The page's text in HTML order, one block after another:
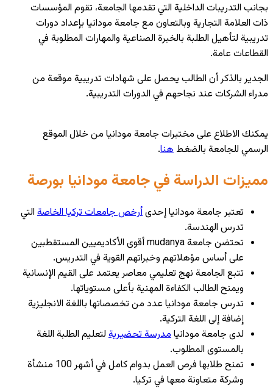
بجانب التدريبات الداخلية التي تقدمها الجامعة، تقوم المؤسسات
ذات العلامة التجارية وبالتعاون مع جامعة مودانيا بإعداد دورات
تدريبية لتأهيل الطلبة بالخبرة الصناعية والمهارات المطلوبة في
القطاعات عامة.
الجدير بالذكر أن الطالب يحصل على شهادات تدريبية موقعة من
مدراء الشركات عند نجاحهم في الدورات التدريبية.
يمكنك الاطلاع على مختبرات جامعة مودانيا من خلال الموقع
الرسمي للجامعة بالضغط هنا.
مميزات الدراسة في جامعة مودانيا بورصة
تعتبر جامعة مودانيا إحدىأرخص جامعات تركيا الخاصة التي
تدرس الهندسة.
تحتضن جامعة mudanya أقوى الأكاديميين المستقطبين
على أساس مؤهلاتهم وخبراتهم القوية في التدريس.
تتبع الجامعة نهج تعليمي معاصر يعتمد على القيم الإنسانية
ويمنح الطالب الكفاءة المهنية بأعلى مستوياتها.
تدرس جامعة مودانيا عدد من تخصصاتها باللغة الانجليزية
إضافة إلى اللغة التركية.
لدى جامعة مودانيامدرسة تحضيرية لتعليم الطلبة اللغة
بالمستوى المطلوب.
تمنح طلابها فرص العمل بدوام كامل في أشهر 100 منشأة
وشركة متعاونة معها في تركيا.